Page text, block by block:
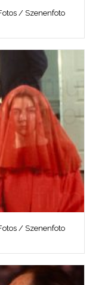
/ Szenenfoto
/ Szenenfoto